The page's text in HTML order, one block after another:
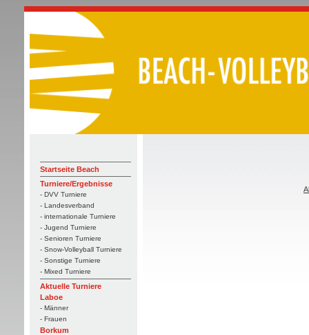
Startseite Beach
Turniere/Ergebnisse
- DVV Turniere
- Landesverband
- internationale Turniere
- Jugend Turniere
- Senioren Turniere
- Snow-Volleyball Turniere
- Sonstige Turniere
- Mixed Turniere
Aktuelle Turniere
Laboe
- Männer
- Frauen
Borkum